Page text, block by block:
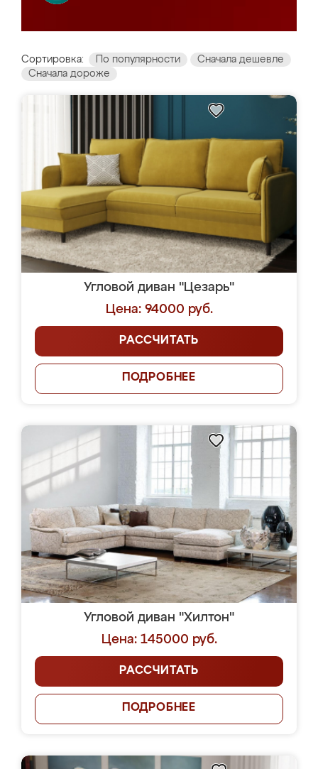
Сортировка: По популярности
Сначала дешевле
Сначала дороже
Угловой диван "Цезарь"
Цена: 94000 руб.
РАССЧИТАТЬ
ПОДРОБНЕЕ
Угловой диван "Хилтон"
Цена: 145000 руб.
РАССЧИТАТЬ
ПОДРОБНЕЕ